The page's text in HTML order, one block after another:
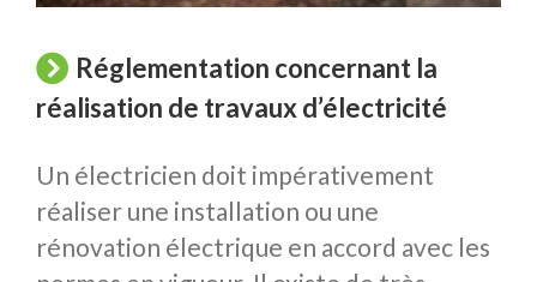
Réglementation concernant la
réalisation de travaux d’électricité
Un électricien doit impérativement
réaliser une installation ou une
rénovation électrique en accord avec les